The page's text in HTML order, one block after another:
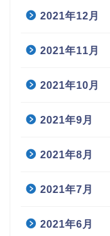
2021年12月
2021年11月
2021年10月
2021年9月
2021年8月
2021年7月
2021年6月